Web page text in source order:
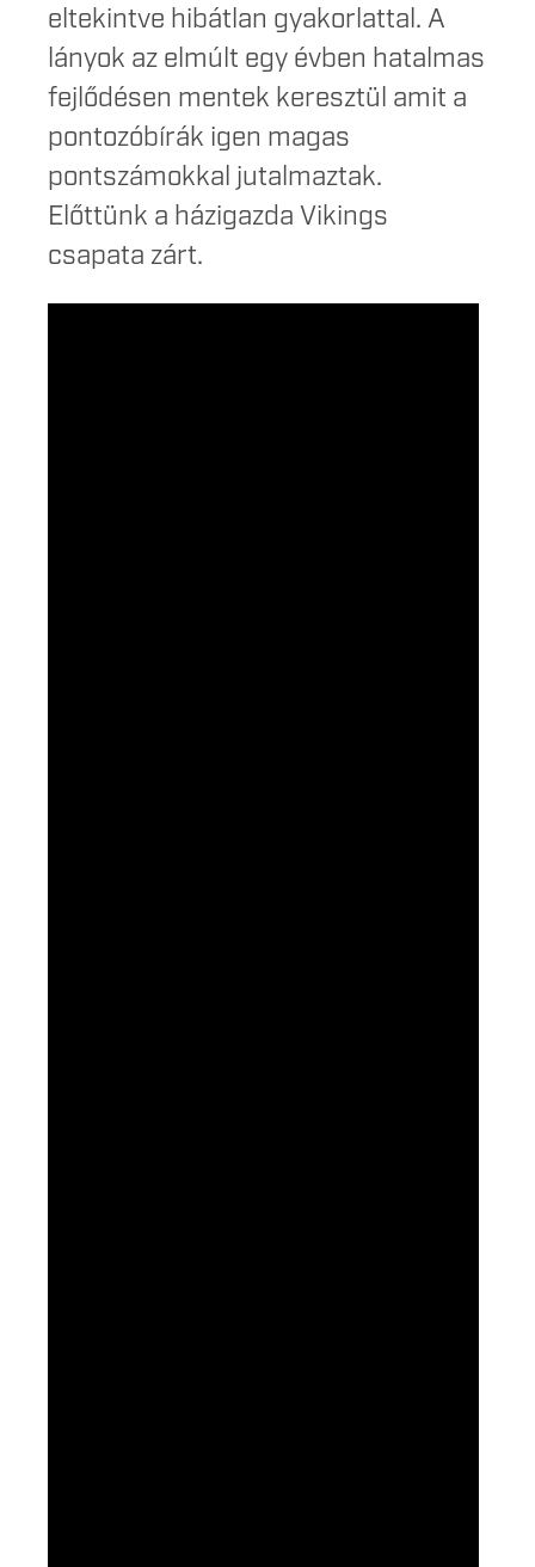
eltekintve hibátlan gyakorlattal. A
lányok az elmúlt egy évben hatalmas
fejlődésen mentek keresztül amit a
pontozóbírák igen magas
pontszámokkal jutalmaztak.
Előttünk a házigazda Vikings
csapata zárt.